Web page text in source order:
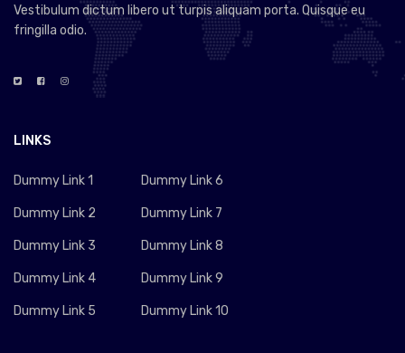
Vestibulum dictum libero ut turpis aliquam porta. Quisque eu
fringilla odio.
LINKS
Dummy Link 1
Dummy Link 2
Dummy Link 3
Dummy Link 4
Dummy Link 5
Dummy Link 6
Dummy Link 7
Dummy Link 8
Dummy Link 9
Dummy Link 10